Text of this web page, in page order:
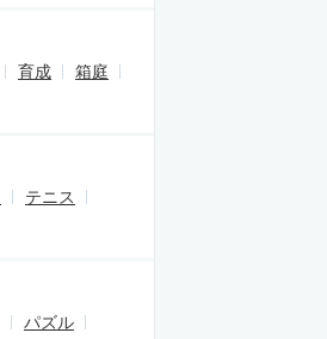
育成
箱庭
テニス
パズル